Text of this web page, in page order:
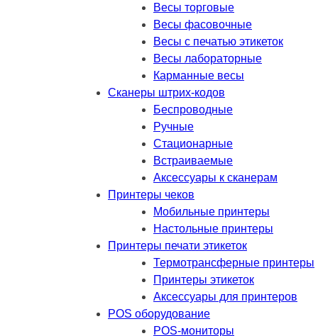
Весы торговые
Весы фасовочные
Весы с печатью этикеток
Весы лабораторные
Карманные весы
Сканеры штрих-кодов
Беспроводные
Ручные
Стационарные
Встраиваемые
Аксессуары к сканерам
Принтеры чеков
Мобильные принтеры
Настольные принтеры
Принтеры печати этикеток
Термотрансферные принтеры
Принтеры этикеток
Аксессуары для принтеров
POS оборудование
POS-мониторы